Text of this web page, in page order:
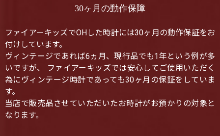
30ヶ月の動作保障
ファイアーキッズでOHした時計には30ヶ月の動作保証をお
付けしています。
ヴィンテージであれば6ヵ月、現行品でも1年という例が多
いですが、 ファイアーキッズでは安心してご使用いただく
為にヴィンテージ時計であっても30ヶ月の保証をしていま
す。
当店で販売品させていただいたお時計がお預かりの対象と
なります。